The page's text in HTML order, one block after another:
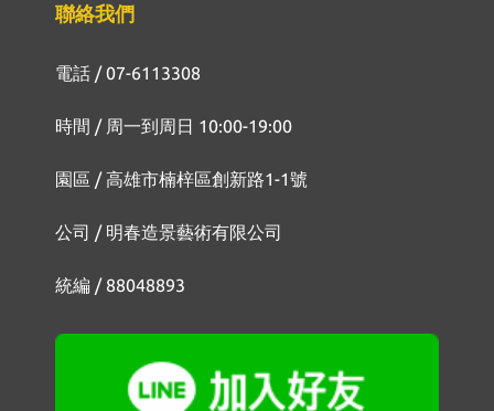
聯絡我們
電話 / 07-6113308
時間 / 周一到周日 10:00-19:00
園區 / 高雄市楠梓區創新路1-1號
公司 / 明春造景藝術有限公司
統編 / 88048893